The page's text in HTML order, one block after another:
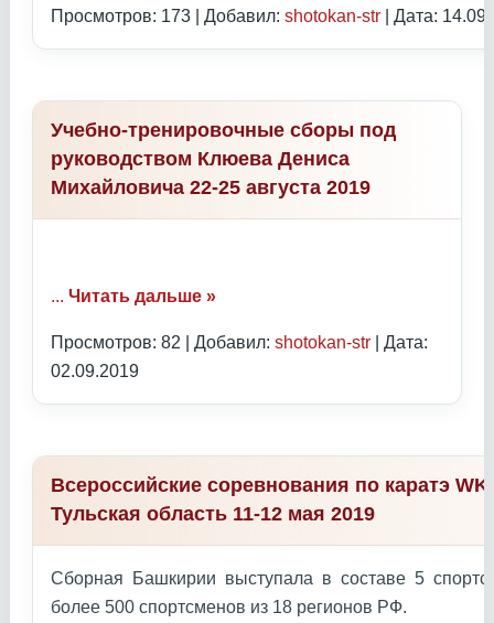
Просмотров: 173 | Добавил: shotokan-str | Дата:
Учебно-тренировочные сборы под
руководством Клюева Дениса
Михайловича 22-25 августа 2019
... Читать дальше »
Просмотров: 82 | Добавил: shotokan-str | Дата:
02.09.2019
Всероссийские соревнования по каратэ
Тульская область 11-12 мая 2019
Сборная Башкирии выступала в составе 5
более 500 спортсменов из 18 регионов РФ.